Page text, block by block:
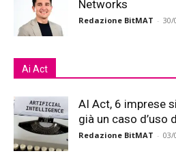
Networks
Redazione BitMAT - 30/
Ai Act
AI Act, 6 imprese
già un caso d’uso
Redazione BitMAT - 03/